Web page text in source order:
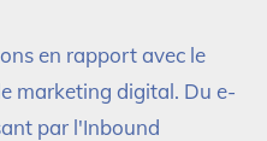
en rapport avec le
marketing digital. Du e-
par l'Inbound